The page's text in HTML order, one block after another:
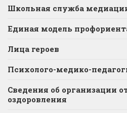
Школьная служба
Единая модель
Лица героев
Психолого-медико-
Сведения об организации
оздоровления